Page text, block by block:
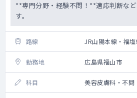
**専門分野・経験不問！**適応判断な
す。
路線 JR山陽本線・福塩
勤務地 広島県福山市
科目 美容皮膚科・不問